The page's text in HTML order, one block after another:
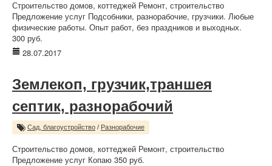
Строительство домов, коттеджей Ремонт, строительство
Предложение услуг Подсобники, разнорабочие, грузчики. Любые
физические работы. Опыт работ, без праздников и выходных.
300 руб.
28.07.2017
Землекоп, грузчик,траншея
септик, разнорабочий
Сад, благоустройство / Разнорабочие
Строительство домов, коттеджей Ремонт, строительство
Предложение услуг Копаю 350 руб.